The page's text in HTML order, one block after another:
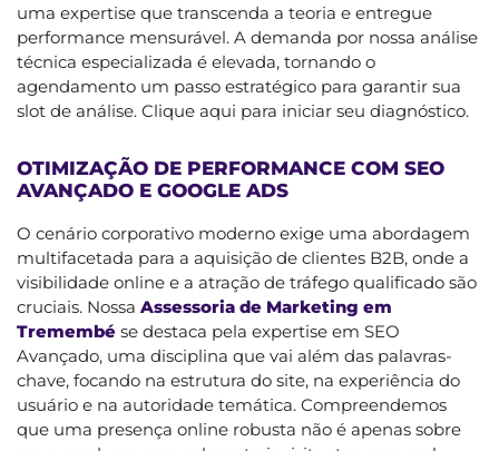
uma expertise que transcenda a teoria e entregue
performance mensurável. A demanda por nossa análise
técnica especializada é elevada, tornando o
agendamento um passo estratégico para garantir sua
slot de análise. Clique aqui para iniciar seu diagnóstico.
OTIMIZAÇÃO DE PERFORMANCE COM SEO
AVANÇADO E GOOGLE ADS
O cenário corporativo moderno exige uma abordagem
multifacetada para a aquisição de clientes B2B, onde a
visibilidade online e a atração de tráfego qualificado são
cruciais. Nossa Assessoria de Marketing em
Tremembé se destaca pela expertise em SEO
Avançado, uma disciplina que vai além das palavras-
chave, focando na estrutura do site, na experiência do
usuário e na autoridade temática. Compreendemos
que uma presença online robusta não é apenas sobre